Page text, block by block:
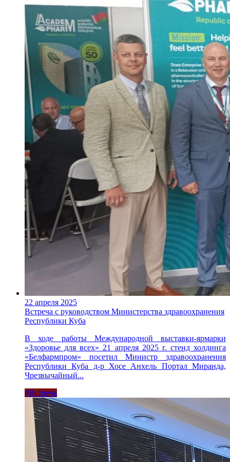
22 апреля 2025
Встреча с руководством Министерства здравоохранения
Республики Куба
В ходе работы Международной выставки-ярмарки
«Здоровье для всех» 21 апреля 2025 г. стенд холдинга
«Белфармпром» посетил Министр здравоохранения
Республики Куба д-р Хосе Анхель Портал Миранда,
Чрезвычайный...
#Встреча